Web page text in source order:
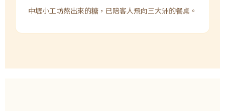
中壢小工坊熬出來的糖，已陪客人飛向三大洲的餐桌。